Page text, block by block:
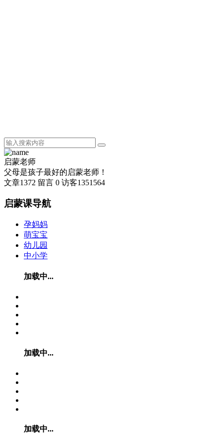
启蒙老师
父母是孩子最好的启蒙老师！
文章1372 留言 0 访客1351564
启蒙课导航
孕妈妈
萌宝宝
幼儿园
中小学
加载中...
加载中...
加载中...